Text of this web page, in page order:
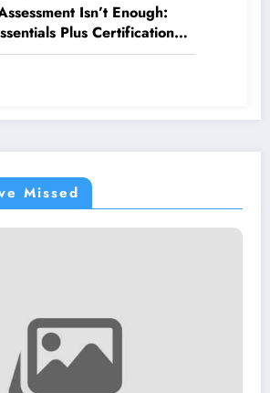
Isn’t Enough:
Plus Certification
Posture in the Real
Missed